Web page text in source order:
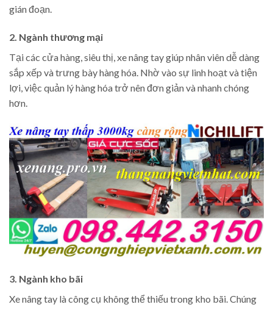
gián đoạn.
2. Ngành thương mại
Tại các cửa hàng, siêu thị, xe nâng tay giúp nhân viên dễ dàng
sắp xếp và trưng bày hàng hóa. Nhờ vào sự linh hoạt và tiện
lợi, việc quản lý hàng hóa trở nên đơn giản và nhanh chóng
hơn.
3. Ngành kho bãi
Xe nâng tay là công cụ không thể thiếu trong kho bãi. Chúng